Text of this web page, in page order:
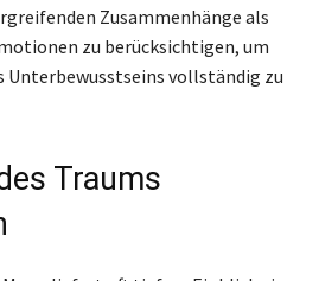
Zusammenhänge als
zu berücksichtigen, um
Unterbewusstseins vollständig zu
Traums